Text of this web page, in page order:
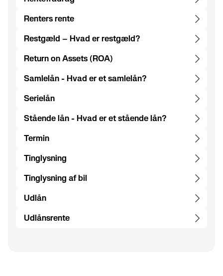
Renters rente
Restgæld – Hvad er restgæld?
Return on Assets (ROA)
Samlelån - Hvad er et samlelån?
Serielån
Stående lån - Hvad er et stående lån?
Termin
Tinglysning
Tinglysning af bil
Udlån
Udlånsrente